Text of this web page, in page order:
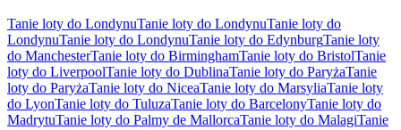
Tanie loty do LondynuTanie loty do LondynuTanie loty do
LondynuTanie loty do LondynuTanie loty do EdynburgTanie loty
do ManchesterTanie loty do BirminghamTanie loty do BristolTanie
loty do LiverpoolTanie loty do DublinaTanie loty do ParyżaTanie
loty do ParyżaTanie loty do NiceaTanie loty do MarsyliaTanie loty
do LyonTanie loty do TuluzaTanie loty do BarcelonyTanie loty do
MadrytuTanie loty do Palmy de MallorcaTanie loty do MalagiTanie